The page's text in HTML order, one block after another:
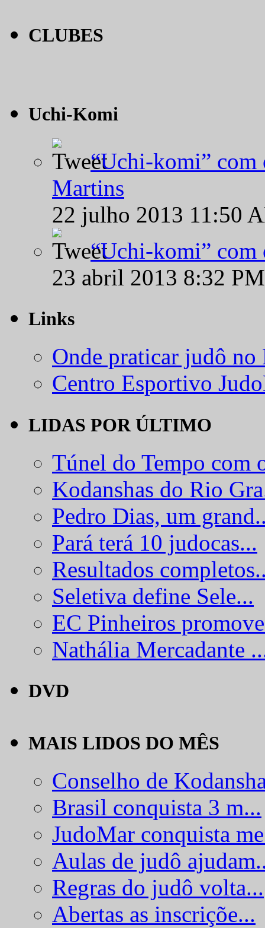
CLUBES
Uchi-Komi
“Uchi-komi” com
Martins
22 julho 2013 11:50
“Uchi-komi” com
23 abril 2013 8:32
Links
Onde praticar judô
Centro Esportivo
LIDAS POR ÚLTIMO
Túnel do Tempo com
Kodanshas do Rio
Pedro Dias, um
Pará terá 10 judocas...
Resultados
Seletiva define Sele...
EC Pinheiros
Nathália Mercadante
DVD
MAIS LIDOS DO MÊS
Conselho de
Brasil conquista 3 m...
JudoMar conquista
Aulas de judô
Regras do judô volta...
Abertas as inscriçõe...